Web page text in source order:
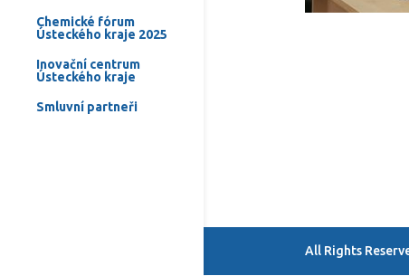
Chemické fórum
Ústeckého kraje 2025
Inovační centrum
Ústeckého kraje
Smluvní partneři
All Rights